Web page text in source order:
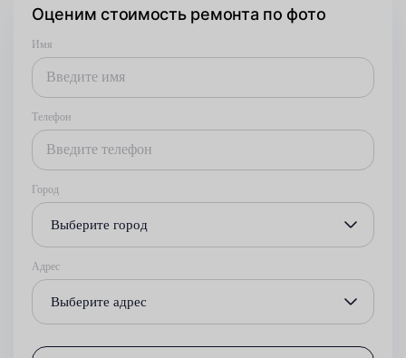
Оценим стоимость ремонта по фото
Имя
Телефон
Город
Выберите город
Адрес
Выберите адрес